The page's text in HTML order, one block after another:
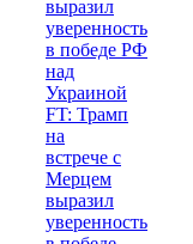
FT: Трамп
на
встрече с
Мерцем
выразил
уверенность